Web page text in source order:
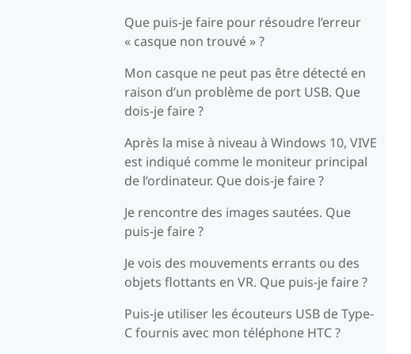
Que puis-je faire pour résoudre l’erreur
« casque non trouvé » ?
Mon casque ne peut pas être détecté en
raison d’un problème de port USB. Que
dois-je faire ?
Après la mise à niveau à Windows 10, VIVE
est indiqué comme le moniteur principal
de l’ordinateur. Que dois-je faire ?
Je rencontre des images sautées. Que
puis-je faire ?
Je vois des mouvements errants ou des
objets flottants en VR. Que puis-je faire ?
Puis-je utiliser les écouteurs USB de Type-
C fournis avec mon téléphone HTC ?